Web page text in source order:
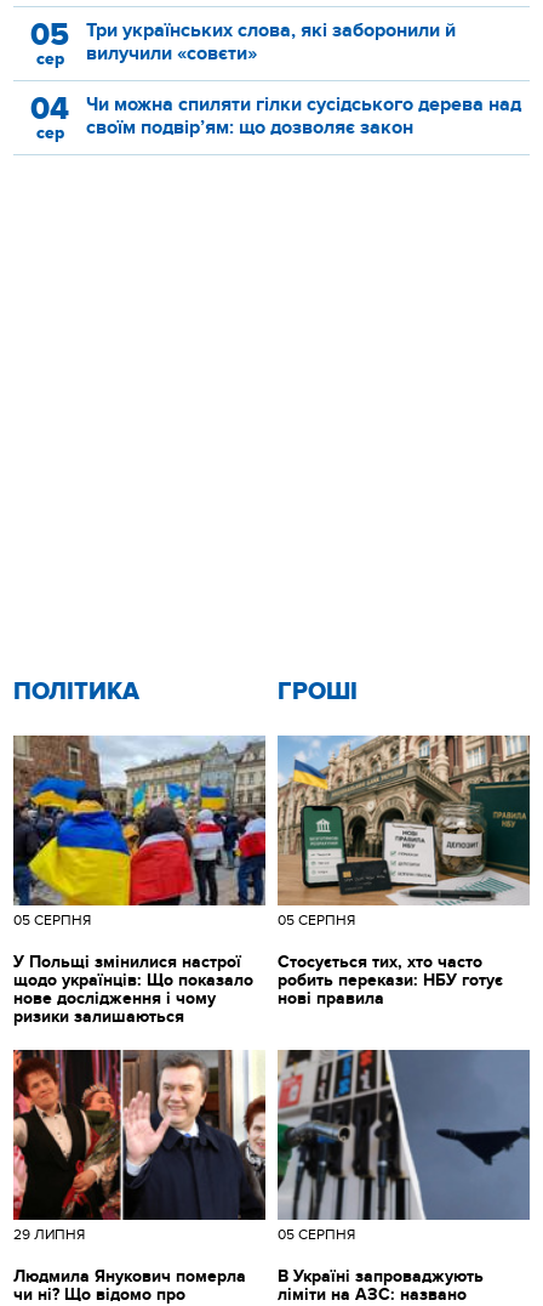
05
сер
Три українських слова, які заборонили й
вилучили «совєти»
04
сер
Чи можна спиляти гілки сусідського дерева над
своїм подвір’ям: що дозволяє закон
ПОЛІТИКА
05 СЕРПНЯ
У Польщі змінилися настрої
щодо українців: Що показало
нове дослідження і чому
ризики залишаються
ГРОШІ
05 СЕРПНЯ
Стосується тих, хто часто
робить перекази: НБУ готує
нові правила
29 ЛИПНЯ
Людмила Янукович померла
чи ні? Що відомо про
05 СЕРПНЯ
В Україні запроваджують
ліміти на АЗС: названо